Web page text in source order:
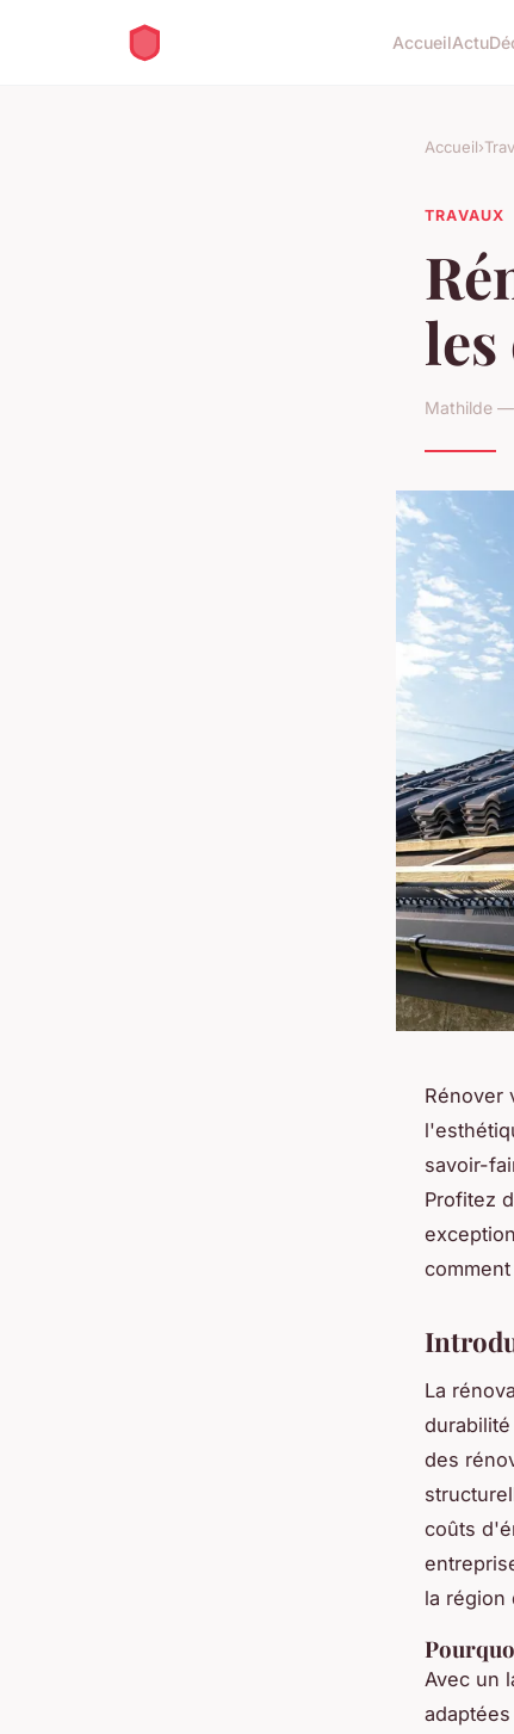
AccueilActu
Accueil›
TRAVAUX
les
Mathilde
Rénover
savoir-
Profitez
La
des
coûts
la région
Avec un